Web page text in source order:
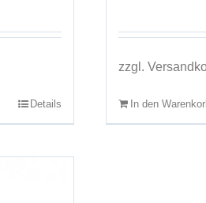
Details
zzgl.
In den